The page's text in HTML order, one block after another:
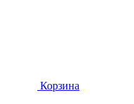
Корзина